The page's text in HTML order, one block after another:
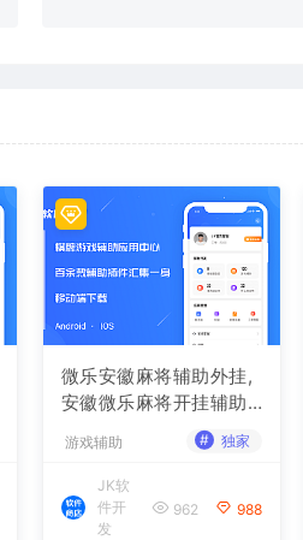
微乐安徽麻将辅助外挂,
安徽微乐麻将开挂辅助
游戏辅助 # 独家
JK软
件开
发
962 988